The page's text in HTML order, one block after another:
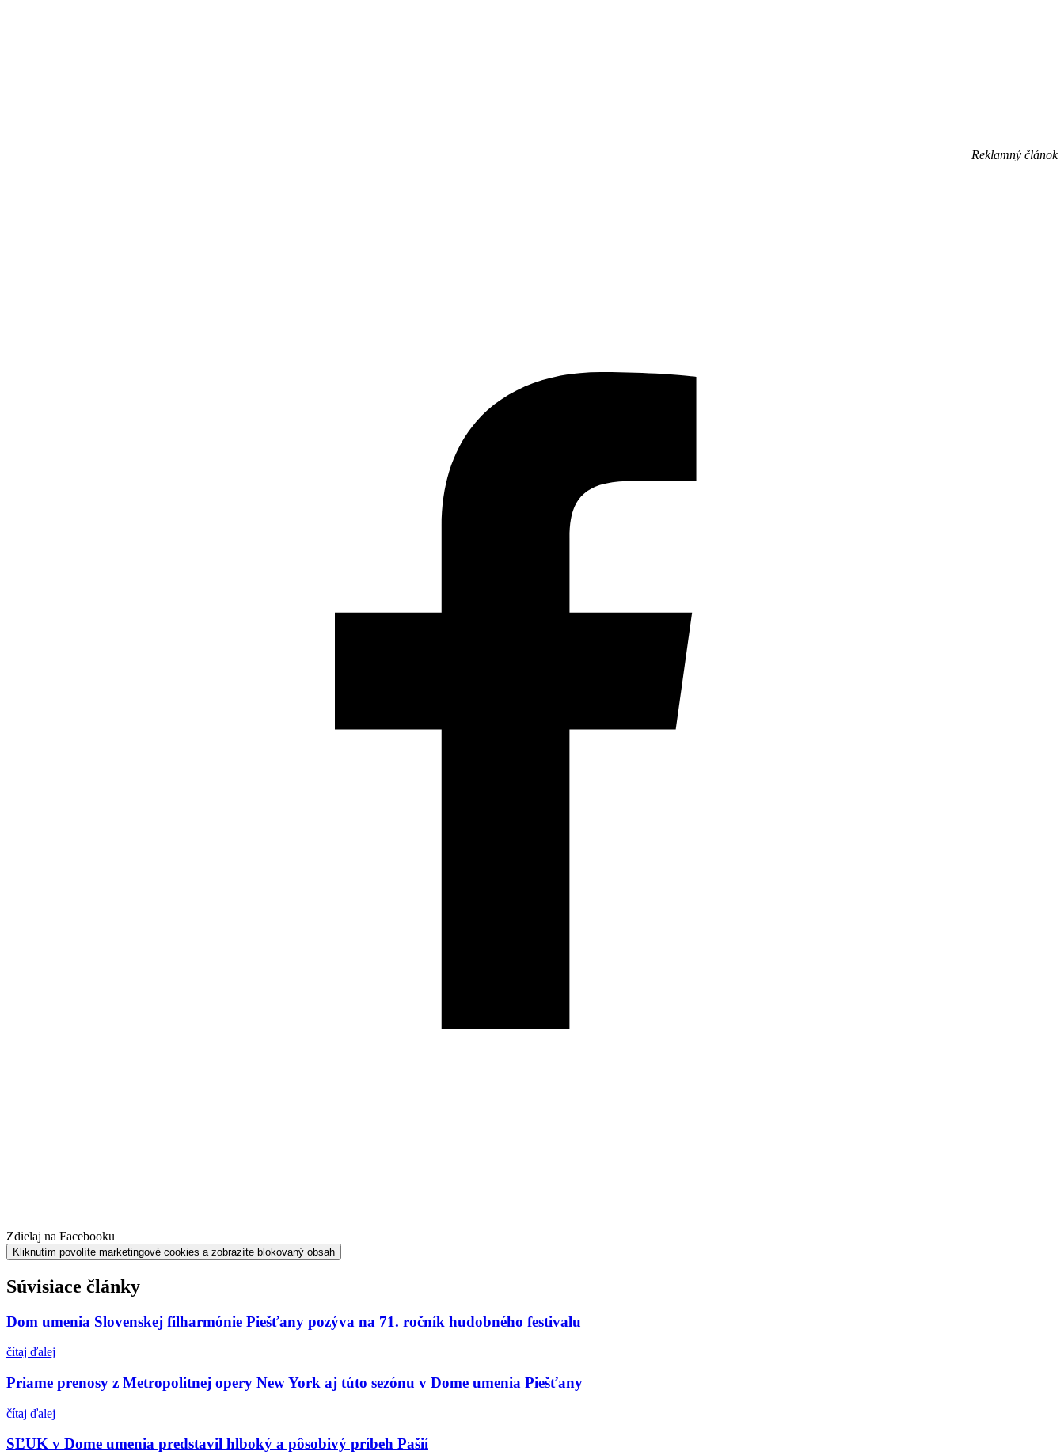
Reklamný článok
Zdielaj na Facebooku
Kliknutím povolíte marketingové cookies a zobrazíte blokovaný obsah
Súvisiace články
Dom umenia Slovenskej filharmónie Piešťany pozýva na 71. ročník hudobného festivalu
čítaj ďalej
Priame prenosy z Metropolitnej opery New York aj túto sezónu v Dome umenia Piešťany
čítaj ďalej
SĽUK v Dome umenia predstavil hlboký a pôsobivý príbeh Pašií